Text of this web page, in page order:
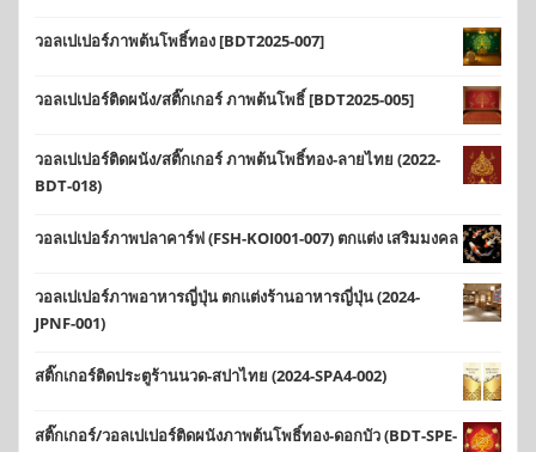
วอลเปเปอร์ภาพต้นโพธิ์ทอง [BDT2025-007]
วอลเปเปอร์ติดผนัง/สติ๊กเกอร์ ภาพต้นโพธิ์ [BDT2025-005]
วอลเปเปอร์ติดผนัง/สติ๊กเกอร์ ภาพต้นโพธิ์ทอง-ลายไทย (2022-
BDT-018)
วอลเปเปอร์ภาพปลาคาร์ฟ (FSH-KOI001-007) ตกแต่ง เสริมมงคล
วอลเปเปอร์ภาพอาหารญี่ปุ่น ตกแต่งร้านอาหารญี่ปุ่น (2024-
JPNF-001)
สติ๊กเกอร์ติดประตูร้านนวด-สปาไทย (2024-SPA4-002)
สติ๊กเกอร์/วอลเปเปอร์ติดผนังภาพต้นโพธิ์ทอง-ดอกบัว (BDT-SPE-